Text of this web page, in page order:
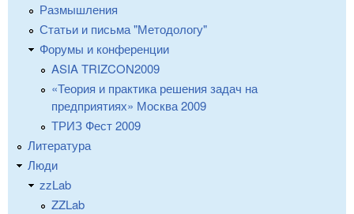
Размышления
Статьи и письма "Методологу"
Форумы и конференции
ASIA TRIZCON2009
«Теория и практика решения задач на
предприятиях» Москва 2009
ТРИЗ Фест 2009
Литература
Люди
zzLab
ZZLab